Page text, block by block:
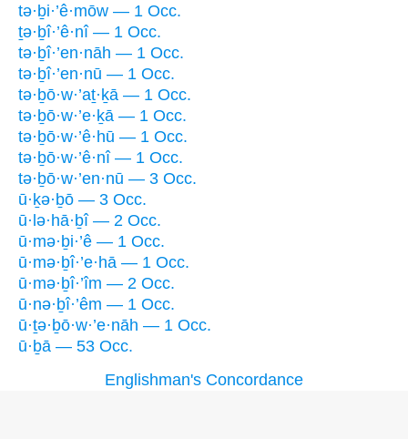
tə·ḇi·’ê·mōw — 1 Occ.
ṯə·ḇî·’ê·nî — 1 Occ.
tə·ḇî·’en·nāh — 1 Occ.
tə·ḇî·’en·nū — 1 Occ.
tə·ḇō·w·’aṯ·ḵā — 1 Occ.
tə·ḇō·w·’e·ḵā — 1 Occ.
tə·ḇō·w·’ê·hū — 1 Occ.
tə·ḇō·w·’ê·nî — 1 Occ.
tə·ḇō·w·’en·nū — 3 Occ.
ū·ḵə·ḇō — 3 Occ.
ū·lə·hā·ḇî — 2 Occ.
ū·mə·ḇi·’ê — 1 Occ.
ū·mə·ḇî·’e·hā — 1 Occ.
ū·mə·ḇî·’îm — 2 Occ.
ū·nə·ḇî·’êm — 1 Occ.
ū·ṯə·ḇō·w·’e·nāh — 1 Occ.
ū·ḇā — 53 Occ.
Englishman's Concordance